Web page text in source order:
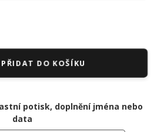
PŘIDAT DO KOŠÍKU
potisk, doplnění jména nebo
data